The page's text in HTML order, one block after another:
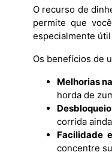
O recurso de
permite que
especialmente
Os benefícios de
Melhorias
horda de
corrida
Facilidade
concentre